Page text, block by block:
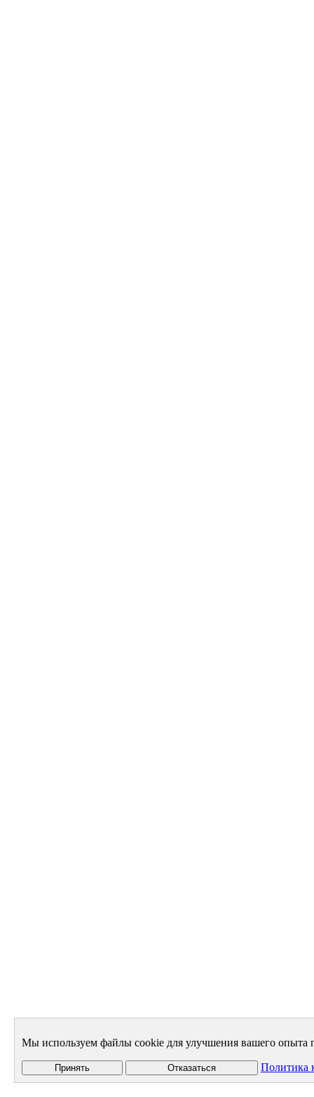
Мы используем файлы cookie для улучшения вашего опыта
Принять Отказаться Политика